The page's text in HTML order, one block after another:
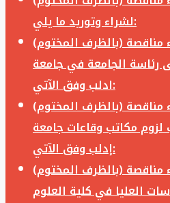
لشراء وتوريد ما يلي:
مناقصة (بالظرف المختوم)
رئاسة الجامعة في جامعة
ادلب وفق الآتي:
مناقصة (بالظرف المختوم)
لزوم مكاتب وقاعات جامعة
إدلب وفق الآتي:
مناقصة (بالظرف المختوم)
العليا في كلية العلوم